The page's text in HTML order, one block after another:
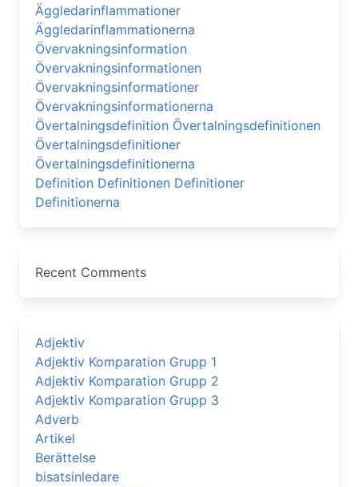
Äggledarinflammationer
Äggledarinflammationerna
Övervakningsinformation
Övervakningsinformationen
Övervakningsinformationer
Övervakningsinformationerna
Övertalningsdefinition Övertalningsdefinitionen
Övertalningsdefinitioner
Övertalningsdefinitionerna
Definition Definitionen Definitioner
Definitionerna
Recent Comments
Adjektiv
Adjektiv Komparation Grupp 1
Adjektiv Komparation Grupp 2
Adjektiv Komparation Grupp 3
Adverb
Artikel
Berättelse
bisatsinledare